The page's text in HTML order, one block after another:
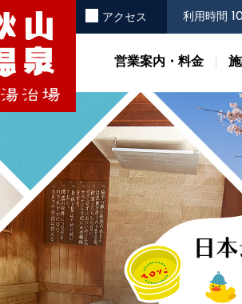
お知らせ アクセス 利用時間
営業案内・料金